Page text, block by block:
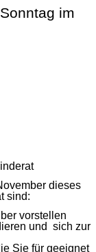
im
dieses
sind:
vorstellen
und sich zur
Sie für geeignet